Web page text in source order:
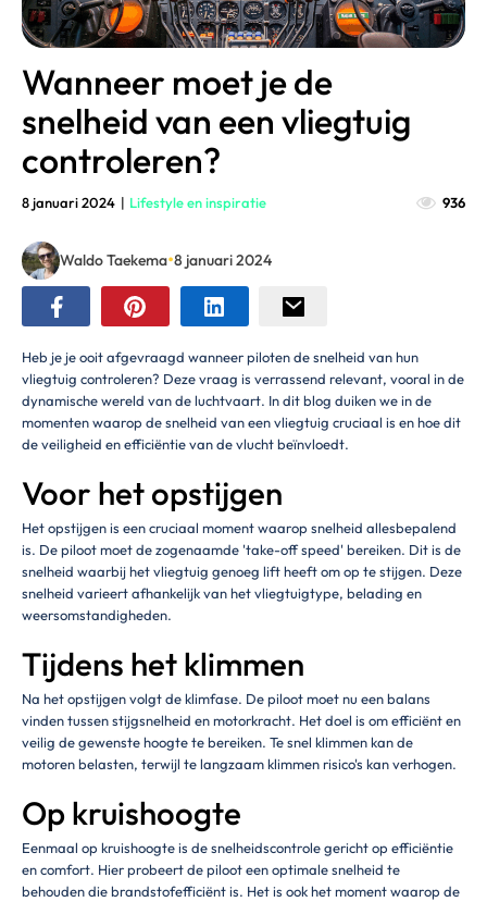
Wanneer moet je de
snelheid van een vliegtuig
controleren?
8 januari 2024 | Lifestyle en inspiratie 936
Waldo Taekema•8 januari 2024
Heb je je ooit afgevraagd wanneer piloten de snelheid van hun
vliegtuig controleren? Deze vraag is verrassend relevant, vooral in de
dynamische wereld van de luchtvaart. In dit blog duiken we in de
momenten waarop de snelheid van een vliegtuig cruciaal is en hoe dit
de veiligheid en efficiëntie van de vlucht beïnvloedt.
Voor het opstijgen
Het opstijgen is een cruciaal moment waarop snelheid allesbepalend
is. De piloot moet de zogenaamde 'take-off speed' bereiken. Dit is de
snelheid waarbij het vliegtuig genoeg lift heeft om op te stijgen. Deze
snelheid varieert afhankelijk van het vliegtuigtype, belading en
weersomstandigheden.
Tijdens het klimmen
Na het opstijgen volgt de klimfase. De piloot moet nu een balans
vinden tussen stijgsnelheid en motorkracht. Het doel is om efficiënt en
veilig de gewenste hoogte te bereiken. Te snel klimmen kan de
motoren belasten, terwijl te langzaam klimmen risico's kan verhogen.
Op kruishoogte
Eenmaal op kruishoogte is de snelheidscontrole gericht op efficiëntie
en comfort. Hier probeert de piloot een optimale snelheid te
behouden die brandstofefficiënt is. Het is ook het moment waarop de